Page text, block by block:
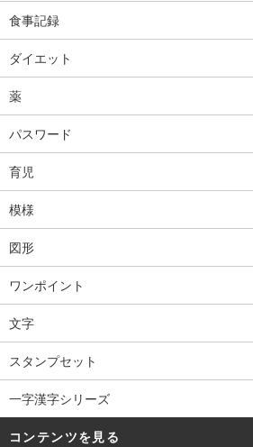
食事記録
ダイエット
薬
パスワード
育児
模様
図形
ワンポイント
文字
スタンプセット
一字漢字シリーズ
コンテンツを見る